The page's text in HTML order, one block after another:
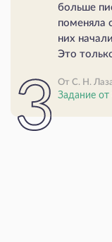
больше
поменяла
них
Это
От С. Н.
Задание от